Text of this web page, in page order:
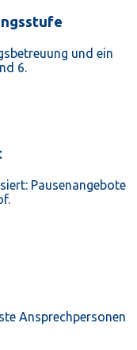
und ein
6.
Pausenangebote
Ansprechpersonen